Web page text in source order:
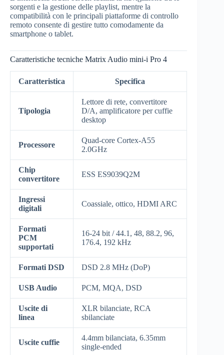
sorgenti e la gestione delle playlist, mentre la
compatibilità con le principali piattaforme di controllo
remoto consente di gestire tutto comodamente da
smartphone o tablet.
Caratteristiche tecniche Matrix Audio mini-i Pro 4
Caratteristica Specifica
Tipologia
Lettore di rete, convertitore
D/A, amplificatore per cuffie
desktop
Processore
Quad-core Cortex-A55
2.0GHz
Chip
convertitore
ESS ES9039Q2M
Ingressi
digitali
Coassiale, ottico, HDMI ARC
Formati
PCM
supportati
16-24 bit / 44.1, 48, 88.2, 96,
176.4, 192 kHz
Formati DSD DSD 2.8 MHz (DoP)
USB Audio PCM, MQA, DSD
Uscite di
linea
XLR bilanciate, RCA
sbilanciate
Uscite cuffie
4.4mm bilanciata, 6.35mm
single-ended